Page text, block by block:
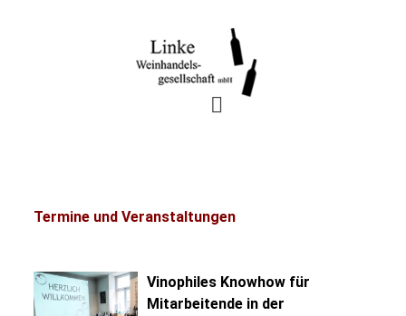
Termine und Veranstaltungen
Vinophiles Knowhow für
Mitarbeitende in der